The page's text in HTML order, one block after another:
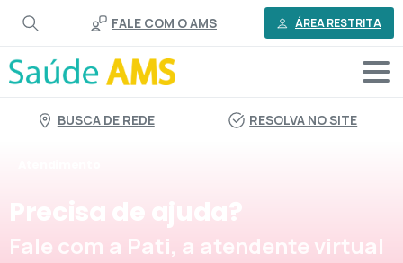
conteúdo
FALE COM O AMS ÁREA RESTRITA
BUSCA DE REDE RESOLVA NO SITE
Precisa de ajuda?
Fale com a Pati, a atendente virtual